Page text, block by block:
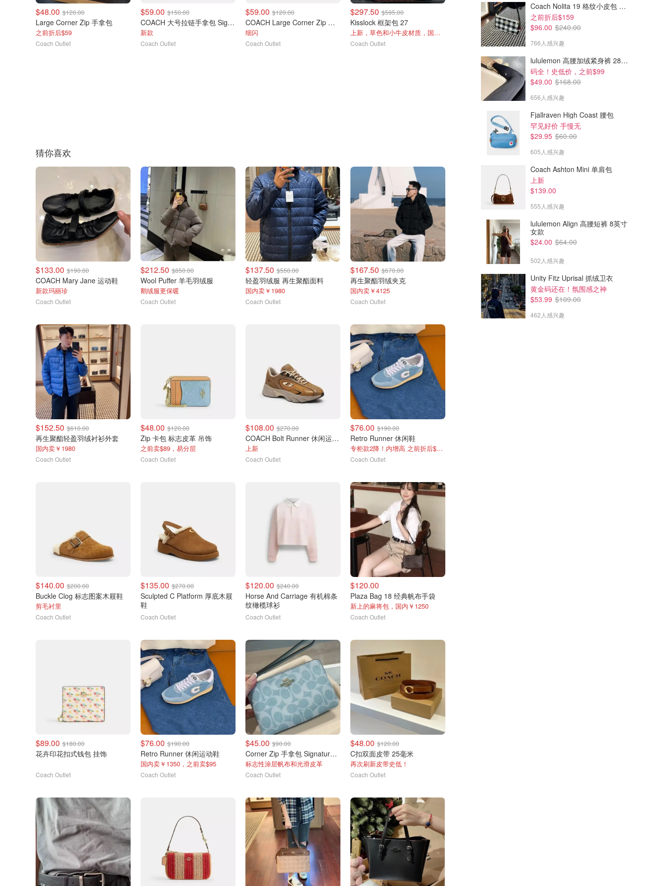
$48.00 $120.00
Large Corner Zip 手拿包
之前折后$59
Coach Outlet
$59.00 $150.00
COACH 大号拉链手拿包 Signature帆布
新款
Coach Outlet
$59.00 $120.00
COACH Large Corner Zip 手拿包
细闪
Coach Outlet
$297.50 $595.00
Kisslock 框架包 27
上新，草色和小牛皮材质，国内卖￥4499
Coach Outlet
$120.00
Plaza 18厘米手包 Signature帆布
巨火的樱花粉麻将包 四色可选
Coach Outlet
$159.00 $210.00
Nolita 19 手拿包 帆布
温柔到骨子里
Coach Outlet
猜你喜欢
$133.00 $190.00
COACH Mary Jane 运动鞋
新款玛丽珍
Coach Outlet
$212.50 $850.00
Wool Puffer 羊毛羽绒服
鹅绒服更保暖
Coach Outlet
$137.50 $550.00
轻盈羽绒服 再生聚酯面料
国内卖￥1980
Coach Outlet
$167.50 $670.00
再生聚酯羽绒夹克
国内卖￥4125
Coach Outlet
$152.50 $610.00
再生聚酯轻盈羽绒衬衫外套
国内卖￥1980
Coach Outlet
$48.00 $120.00
Zip 卡包 标志皮革 吊饰
之前卖$89，易分层
Coach Outlet
$108.00 $270.00
COACH Bolt Runner 休闲运动鞋
上新
Coach Outlet
$76.00 $190.00
Retro Runner 休闲鞋
专柜款2降！内增高 之前折后$95 国内￥1350
Coach Outlet
$140.00 $200.00
Buckle Clog 标志图案木屐鞋
剪毛衬里
Coach Outlet
$135.00 $270.00
Sculpted C Platform 厚底木屐
鞋
Coach Outlet
$120.00 $240.00
Horse And Carriage 有机棉条
纹橄榄球衫
Coach Outlet
$120.00
Plaza Bag 18 经典帆布手袋
新上的麻将包，国内￥1250
Coach Outlet
$89.00 $180.00
花卉印花扣式钱包 挂饰
Coach Outlet
$76.00 $190.00
Retro Runner 休闲运动鞋
国内卖￥1350，之前卖$95
Coach Outlet
$45.00 $90.00
Corner Zip 手拿包 Signature 帆布
标志性涂层帆布和光滑皮革
Coach Outlet
$48.00 $120.00
C扣双面皮带 25毫米
再次刷新皮带史低！
Coach Outlet
Coach Nolita 19 格纹小皮包 挂饰
之前折后$159
$96.00 $240.00
766人感兴趣
lululemon 高腰加绒紧身裤 28"≈71cm 5个口袋
码全！史低价，之前$99
$49.00 $168.00
656人感兴趣
Fjallraven High Coast 腰包
罕见好价 手慢无
$29.95 $60.00
605人感兴趣
Coach Ashton Mini 单肩包
上新
$139.00
555人感兴趣
lululemon Align 高腰短裤 8英寸
女款
$24.00 $64.00
502人感兴趣
Unity Fitz Uprisal 抓绒卫衣
黄金码还在！氛围感之神
$53.99 $109.00
462人感兴趣